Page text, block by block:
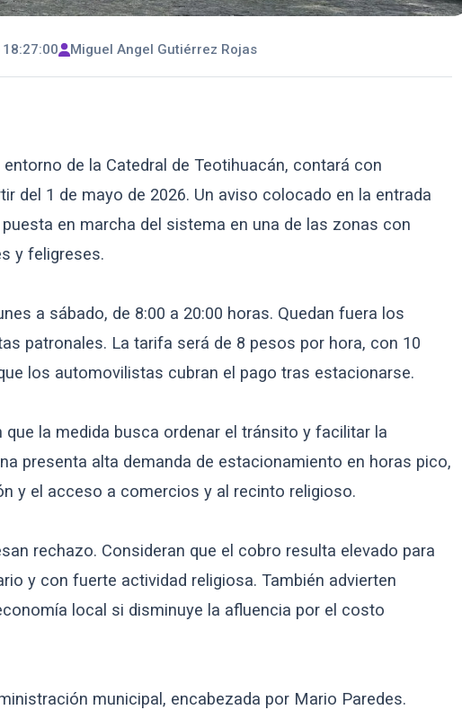
Miguel Angel Gutiérrez Rojas
de la Catedral de Teotihuacán, contará con
del 1 de mayo de 2026. Un aviso colocado en la entrada
en marcha del sistema en una de las zonas con
y feligreses.
a sábado, de 8:00 a 20:00 horas. Quedan fuera los
patronales. La tarifa será de 8 pesos por hora, con 10
los automovilistas cubran el pago tras estacionarse.
la medida busca ordenar el tránsito y facilitar la
presenta alta demanda de estacionamiento en horas pico,
y el acceso a comercios y al recinto religioso.
rechazo. Consideran que el cobro resulta elevado para
y con fuerte actividad religiosa. También advierten
local si disminuye la afluencia por el costo
municipal, encabezada por Mario Paredes.